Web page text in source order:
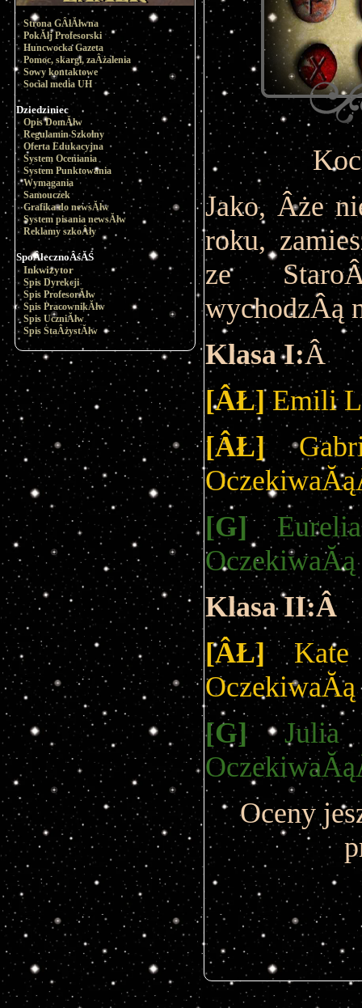
Strona GÂłĂłwna
PokĂłj Profesorski
Huncwocka Gazeta
Pomoc, skargi, zaÂżalenia
Sowy kontaktowe
Social media UH
Dziedziniec
Opis DomĂłw
Regulamin Szkolny
Oferta Edukacyjna
System Oceniania
System Punktowania
Wymagania
Samouczek
Grafika do newsĂłw
System pisania newsĂłw
Reklamy szkoÂły
SpoÂłecznoÂśĂŚ
Inkwizytor
Spis Dyrekcji
Spis ProfesorĂłw
Spis PracownikĂłw
Spis UczniĂłw
Spis StaÂżystĂłw
Jako, Âże
roku,
ze
wychodzÂą
Klasa I:Â
[ÂŁ]Emili
[ÂŁ]
[G]
OczekiwaĂą
Klasa II:Â
[ÂŁ]Kate
OczekiwaĂą
[G]Julia
Oceny